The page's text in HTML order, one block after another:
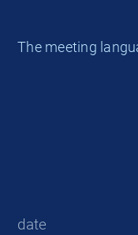
The meeting
date